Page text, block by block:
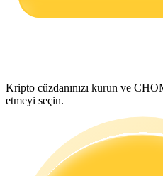
Kripto cüzdanınızı kurun ve
etmeyi seçin.